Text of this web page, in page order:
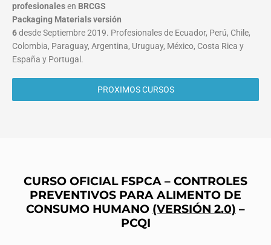
profesionalesen BRCGS
Packaging Materialsversión
6desde Septiembre 2019. Profesionales de Ecuador, Perú, Chile,
Colombia, Paraguay, Argentina, Uruguay, México, Costa Rica y
España y Portugal.
PROXIMOS CURSOS
CURSO OFICIAL FSPCA – CONTROLES
PREVENTIVOS PARA ALIMENTO DE
CONSUMO HUMANO (VERSIÓN 2.0) –
PCQI